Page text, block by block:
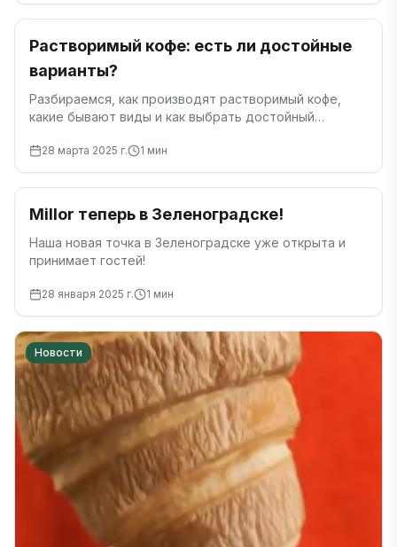
Кофе
Растворимый кофе: есть ли достойные
варианты?
Разбираемся, как производят растворимый кофе,
какие бывают виды и как выбрать достойный
28 марта 2025 г. 1 мин
Новости
Millor теперь в Зеленоградске!
Наша новая точка в Зеленоградске уже открыта и
принимает гостей!
28 января 2025 г. 1 мин
Новости